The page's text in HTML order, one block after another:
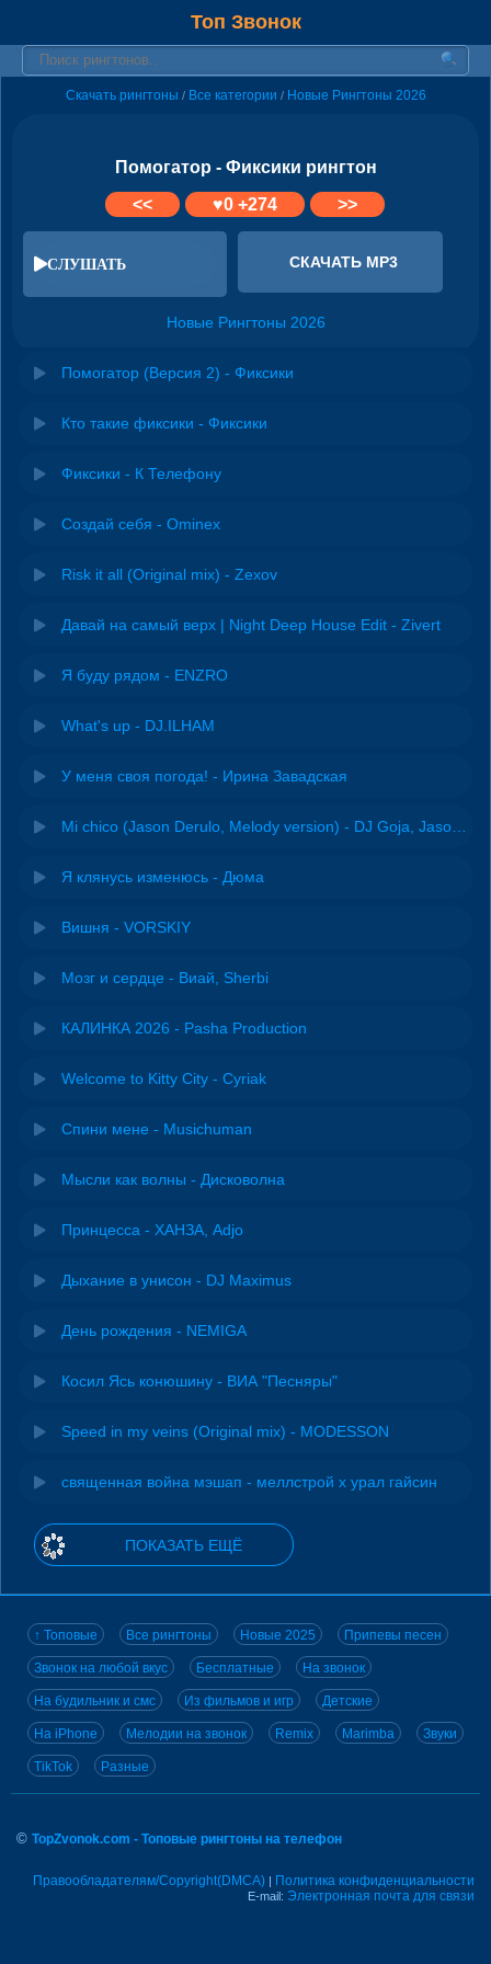
Топ Звонок
Скачать рингтоны / Все категории / Новые Рингтоны 2026
Помогатор - Фиксики рингтон
<<
♥0+274 >>
СЛУШАТЬ СКАЧАТЬ MP3
Новые Рингтоны 2026
Помогатор (Версия 2) - Фиксики
Кто такие фиксики - Фиксики
Фиксики - К Телефону
Создай себя - Ominex
Risk it all (Original mix) - Zexov
Давай на самый верх | Night Deep House Edit - Zivert
Я буду рядом - ENZRO
What's up - DJ.ILHAM
У меня своя погода! - Ирина Завадская
Я клянусь изменюсь - Дюма
Вишня - VORSKIY
Мозг и сердце - Виай, Sherbi
КАЛИНКА 2026 - Pasha Production
Welcome to Kitty City - Cyriak
Спини мене - Musichuman
Мысли как волны - Дисковолна
Принцесса - ХАНЗА, Adjo
Дыхание в унисон - DJ Maximus
День рождения - NEMIGA
Косил Ясь конюшину - ВИА "Песняры"
Speed in my veins (Original mix) - MODESSON
священная война мэшап - меллстрой х урал гайсин
ПОКАЗАТЬ ЕЩЁ
↑ Топовые Все рингтоны Новые 2025 Припевы песен
Звонок на любой вкус Бесплатные На звонок
На будильник и смс Из фильмов и игр Детские
На iPhone Мелодии на звонок Remix Marimba Звуки
TikTok Разные
© TopZvonok.com - Топовые рингтоны на телефон
Правообладателям/Copyright(DMCA) | Политика конфиденциальности
E-mail: Электронная почта для связи